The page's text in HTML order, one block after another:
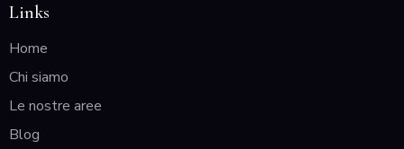
Links
Home
Chi siamo
Le nostre aree
Blog